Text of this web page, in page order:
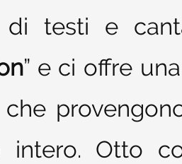
di testi e
” e ci offre
intero. Otto